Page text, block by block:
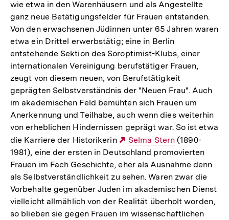
wie etwa in den Warenhäusern und als Angestellte
ganz neue Betätigungsfelder für Frauen entstanden.
Von den erwachsenen Jüdinnen unter 65 Jahren waren
etwa ein Drittel erwerbstätig; eine in Berlin
entstehende Sektion des Soroptimist-Klubs, einer
internationalen Vereinigung berufstätiger Frauen,
zeugt von diesem neuen, von Berufstätigkeit
geprägten Selbstverständnis der "Neuen Frau". Auch
im akademischen Feld bemühten sich Frauen um
Anerkennung und Teilhabe, auch wenn dies weiterhin
von erheblichen Hindernissen geprägt war. So ist etwa
die Karriere der Historikerin
Externer
Link:
Selma Stern (1890-
1981), eine der ersten in Deutschland promovierten
Frauen im Fach Geschichte, eher als Ausnahme denn
als Selbstverständlichkeit zu sehen. Waren zwar die
Vorbehalte gegenüber Juden im akademischen Dienst
vielleicht allmählich von der Realität überholt worden,
so blieben sie gegen Frauen im wissenschaftlichen